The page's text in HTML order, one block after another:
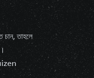
চান, তাহলে